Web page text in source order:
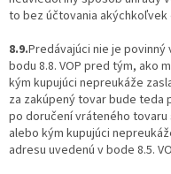
to bez účtovania
8.9.Predávajúci nie je
bodu 8.8. VOP pred tým, ako
kým kupujúci nepreukáže
za zakúpený tovar bude teda
po doručení vráteného tovaru
alebo kým kupujúci
adresu uvedenú v bode 8.5.